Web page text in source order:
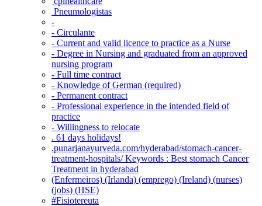
Pneumologistas
-
- Circulante
- Current and valid licence to practice as a Nurse
- Degree in Nursing and graduated from an approved
nursing program
- Full time contract
- Knowledge of German (required)
- Permanent contract
- Professional experience in the intended field of
practice
- Willingness to relocate
. 61 days holidays!
.punarjanayurveda.com/hyderabad/stomach-cancer-
treatment-hospitals/ Keywords : Best stomach Cancer
Treatment in hyderabad
(Enfermeiros) (Irlanda) (emprego) (Ireland) (nurses)
(jobs) (HSE)
#Fisiotereuta